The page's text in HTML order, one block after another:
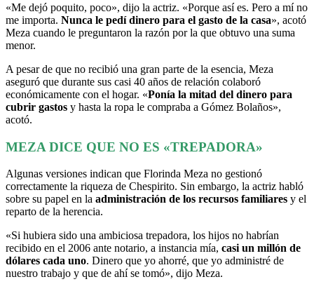
«Me dejó poquito, poco», dijo la actriz. «Porque así es. Pero a mí no
me importa. Nunca le pedí dinero para el gasto de la casa», acotó
Meza cuando le preguntaron la razón por la que obtuvo una suma
menor.
A pesar de que no recibió una gran parte de la esencia, Meza
aseguró que durante sus casi 40 años de relación colaboró
económicamente con el hogar. «Ponía la mitad del dinero para
cubrir gastos y hasta la ropa le compraba a Gómez Bolaños»,
acotó.
MEZA DICE QUE NO ES «TREPADORA»
Algunas versiones indican que Florinda Meza no gestionó
correctamente la riqueza de Chespirito. Sin embargo, la actriz habló
sobre su papel en la administración de los recursos familiares y el
reparto de la herencia.
«Si hubiera sido una ambiciosa trepadora, los hijos no habrían
recibido en el 2006 ante notario, a instancia mía, casi un millón de
dólares cada uno. Dinero que yo ahorré, que yo administré de
nuestro trabajo y que de ahí se tomó», dijo Meza.